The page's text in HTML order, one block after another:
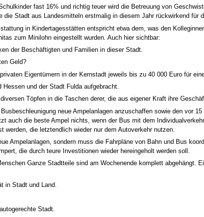
zurück. (Anm.: siehe auch weiterer Zuschauerbericht)
der Radwege. Die fehlende Zustimmung der Opposition zum
sie von sozialer Vernachlässigung spricht und bezeichnet die
er dessen Forderung nach Abschaffung der proCommunitas
Möller betont, dass eine neue Überprüfung durch die
der SPD zurück und spricht die Lohnquote für öffentliche
worden sei wegen seiner angeblichen Äußerungen zu
nicht auf die AWO bezogen gewesen seien. Als
Die Forderung nach Informationen nehme er hin und erkenne
zu. Zur geäußerten Frage des Umgangs mit künftigen
Zur Fusion von ÜWAG und GWV verteidigt er noch einmal die
und betont "wir möchten nicht an dem Parlament vorbei
verteidigen muss, den seine Mehrheitsfraktion aufgestellt hat, ist
verantwortlich macht und hier auch die Erhöhung der
es keine Erhöhungen, Beschränkungen und Einsparungen zu
gleichzeitig vor jeder sachbezogenen Auseinandersetzung mit den
Haushalt, den er ausführlich lobt und geht auf Sporers Vorwurf der
Klimaschutz und der Kritik Sporers am Umgang mit
Möllers bezüglich des Infoblatts der SPD zur proCommunitas und
das
Umbau des Bronzeller Kreisels soll Lärmschutz mit integriert
sei in der
erwähnte, dass zu
Stadtteile sollten mehr Entscheidungsbefugnisse und Mittel zur
boren.
viele Sachen werden
Stellenplan werden sie
auch Zuschüsse.
Regierung dafür mit
da sonst die
Er bemängelt aber die große Ignoranz in Sachen Umweltpolitik, die
u.a. Alleinen aufgrund dieser Sachen lehnen die B90-Die
fast 16% und richtig teuer wird die Betreuung von
die Stadt aus Landesmitteln erstmalig in diesem Jahr rückwirkend für
in Kindertagesstätten entspricht etwa dem, was den
zum Minilohn eingestellt wurden. Auch hier sichtbar:
der Beschäftigten und Familien in dieser Stadt.
Geld?
Eigentümern in der Kernstadt jeweils bis zu 40 000 Euro für
und der Stadt Fulda aufgebracht.
Töpfen in die Taschen derer, die aus eigener Kraft ihre
neue Ampelanlagen anzuschaffen sowie den vor
auch die beste Ampel nichts, wenn der Bus mit dem
werden, die letztendlich wieder nur dem Autoverkehr nutzen.
Ampelanlagen, sondern muss die Fahrpläne von Bahn und Bus
die durch teure Investitionen wieder hereingeholt werden soll.
Ganze Stadtteile sind am Wochenende komplett abgehängt.
in Stadt und Land.
Stadt.